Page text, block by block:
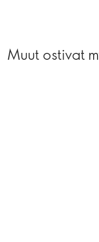
Muut ostivat